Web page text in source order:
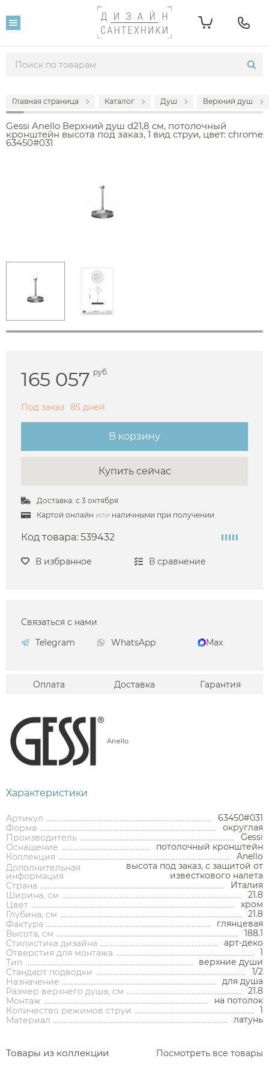
Каталог
комнаты
Мыльницы
Стаканы
Ершики
Крючки
Полки и корзины
Мебель для ванной комнаты
Тумбы под раковину
Смесители для раковины
Душ
Смесители встраиваемые для душа и ванны
Смесители накладные для душа и ванны
Душевые комплекты
Гигиенические души
Трапы и сливы
Главная страница Каталог Душ Верхний душ
Gessi Anello Верхний душ d21,8 см, потолочный
кронштейн высота под заказ, 1 вид струи, цвет: chrome
63450#031
165 057 руб.
Под заказ 85 дней
В корзину
Купить сейчас
Доставка: с 3 октября
Картой онлайн или наличными при получении
Код товара: 539432
В избранное В сравнение
Связаться с нами
Telegram
WhatsApp Max
Оплата Доставка Гарантия
Anello
Характеристики
Артикул
63450#031
Форма
округлая
Производитель
Gessi
Оснащение
потолочный кронштейн
Коллекция
Anello
Дополнительная
информация
высота под заказ, с защитой от
известкового налета
Страна
Италия
Ширина, см
21.8
Цвет
хром
Глубина, см
21.8
Фактура
глянцевая
Высота, см
188.1
Стилистика дизайна
арт-деко
Отверстия для монтажа
1
Тип
верхние души
Стандарт подводки
1/2
Назначение
для душа
Размер верхнего душа, см
21.8
Монтаж
на потолок
Количество режимов струи
1
Материал
латунь
Товары из коллекции Посмотреть все товары